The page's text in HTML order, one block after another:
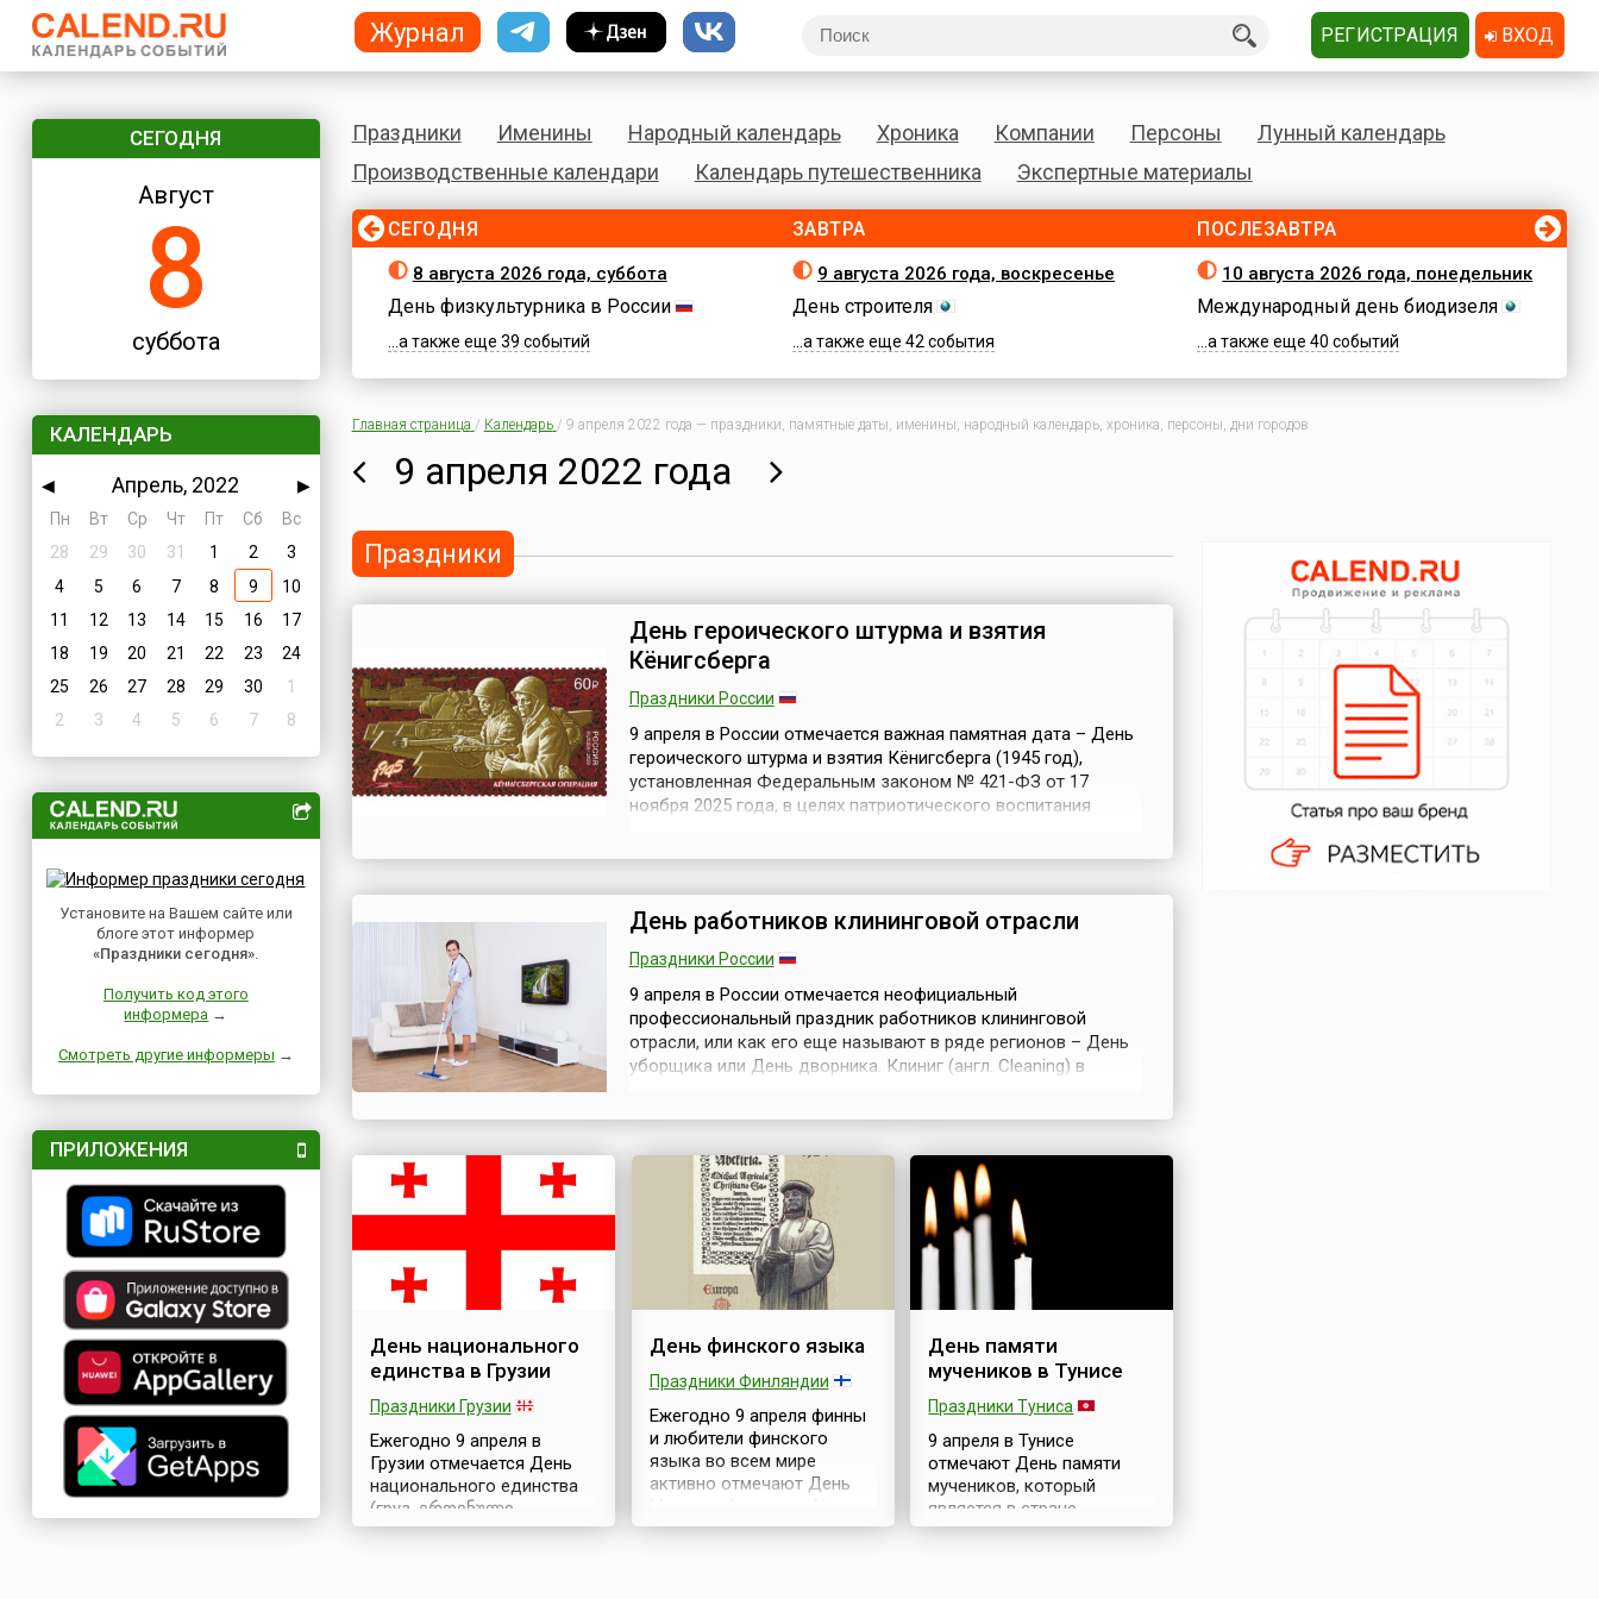
СЕГОДНЯ
Август
8
суббота
КАЛЕНДАРЬ
◀ Апрель, 2022
▶
Пн
Вт Ср Чт Пт Сб
Вс
28
29 30 31 1 2
3
4
5 6 7 8 9
10
11
12 13 14 15 16
17
18
19 20 21 22 23
24
25
26 27 28 29 30
1
2
3 4 5 6 7 8
Установите на Вашем сайте или
блоге этот информер
«Праздники сегодня».
Получить код этого
информера →
Смотреть другие информеры →
ПРИЛОЖЕНИЯ
Праздники Именины Народный календарь Хроника Компании Персоны
Лунный календарь
Производственные календари
Календарь путешественника Экспертные материалы
СЕГОДНЯ
8 августа 2026 года, суббота
День физкультурника в России
...а также еще 39 событий
ЗАВТРА
9 августа 2026 года, воскресенье
День строителя
...а также еще 42 события
ПОСЛЕЗАВТРА
10 августа 2026 года, понедельник
Международный день биодизеля
...а также еще 40 событий
Главная страница / Календарь / 9 апреля 2022 года — праздники, памятные даты, именины, народный календарь, хроника, персоны, дни городов
9 апреля 2022 года
Праздники
День героического штурма и взятия
Кёнигсберга
Праздники России
9 апреля в России отмечается важная памятная дата – День
героического штурма и взятия Кёнигсберга (1945 год),
установленная Федеральным законом № 421-ФЗ от 17
ноября 2025 года, в целях патриотического воспитания
закона «О днях воинской славы...
День работников клининговой отрасли
Праздники России
9 апреля в России отмечается неофициальный
профессиональный праздник работников клининговой
отрасли, или как его еще называют в ряде регионов – День
уборщика или День дворника. Клиниг (англ. Cleaning) в
хозяйства, который празднуют в треть...
День национального
единства в Грузии
Праздники Грузии
Ежегодно 9 апреля в
Грузии отмечается День
национального единства
(груз. ეროვნული
ერთიანობის დღე).
День финского языка
Праздники Финляндии
Ежегодно 9 апреля финны
и любители финского
языка во всем мире
активно отмечают День
Mikael Agrikolan päivä) или
День памяти
мучеников в Тунисе
Праздники Туниса
9 апреля в Тунисе
отмечают День памяти
мучеников, который
является в стране
государственным
Журнал РЕГИСТРАЦИЯ ВХОД